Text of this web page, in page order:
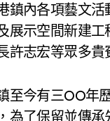
鎮內各項藝文
展示空間新建
許志宏等眾多
至今有三OO年
為了保留並傳